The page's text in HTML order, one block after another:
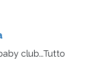
club...Tutto